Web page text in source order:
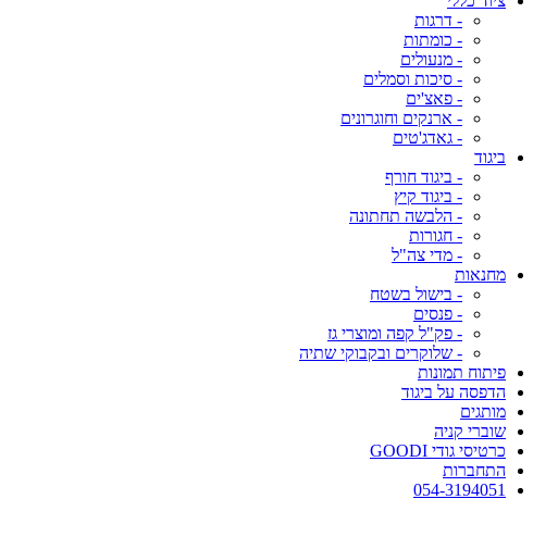
- דרגות
- כומתות
- מנעולים
- סיכות וסמלים
- פאצ'ים
- ארנקים וחוגרונים
- גאדג'טים
ביגוד
- ביגוד חורף
- ביגוד קיץ
- הלבשה תחתונה
- חגורות
- מדי צה"ל
מחנאות
- בישול בשטח
- פנסים
- פק"ל קפה ומוצרי גז
- שלוקרים ובקבוקי שתיה
פיתוח תמונות
הדפסה על ביגוד
מותגים
שוברי קניה
כרטיסי גודי GOODI
התחברות
054-3194051